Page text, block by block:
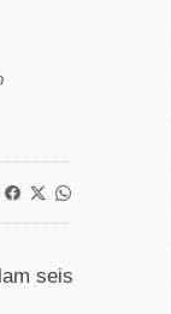
seis